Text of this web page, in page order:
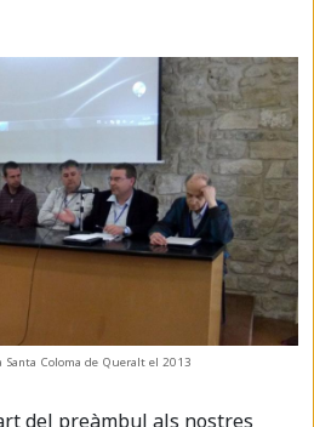
Santa Coloma de Queralt el 2013
del preàmbul als nostres